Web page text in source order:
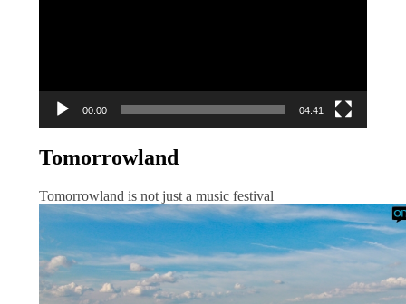
00:00 04:41
Tomorrowland
Tomorrowland is not just a music festival